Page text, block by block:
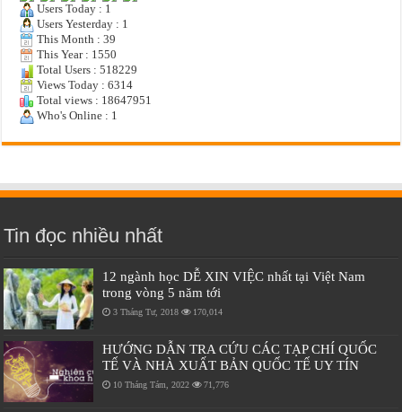
Users Today : 1
Users Yesterday : 1
This Month : 39
This Year : 1550
Total Users : 518229
Views Today : 6314
Total views : 18647951
Who's Online : 1
Tin đọc nhiều nhất
12 ngành học DỄ XIN VIỆC nhất tại Việt Nam
trong vòng 5 năm tới
3 Tháng Tư, 2018 170,014
HƯỚNG DẪN TRA CỨU CÁC TẠP CHÍ QUỐC
TẾ VÀ NHÀ XUẤT BẢN QUỐC TẾ UY TÍN
10 Tháng Tám, 2022 71,776